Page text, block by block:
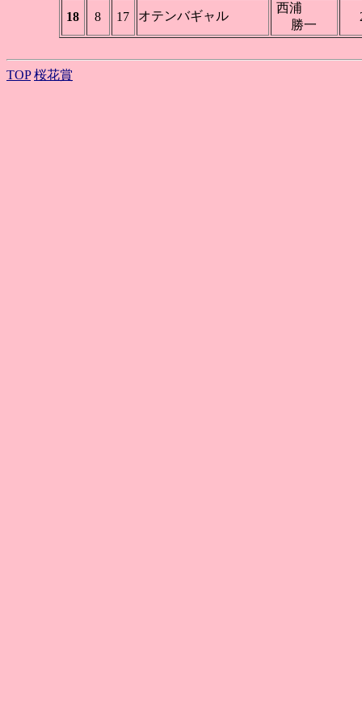
18 8 17 オテンバギャル
西浦
勝一
TOP 桜花賞